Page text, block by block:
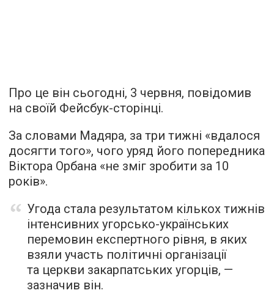
Про це він сьогодні, 3 червня, повідомив
на своїй Фейсбук-сторінці.
За словами Мадяра, за три тижні «вдалося
досягти того», чого уряд його попередника
Віктора Орбана «не зміг зробити за 10
років».
Угода стала результатом кількох тижнів
інтенсивних угорсько-українських
перемовин експертного рівня, в яких
взяли участь політичні організації
та церкви закарпатських угорців, —
зазначив він.